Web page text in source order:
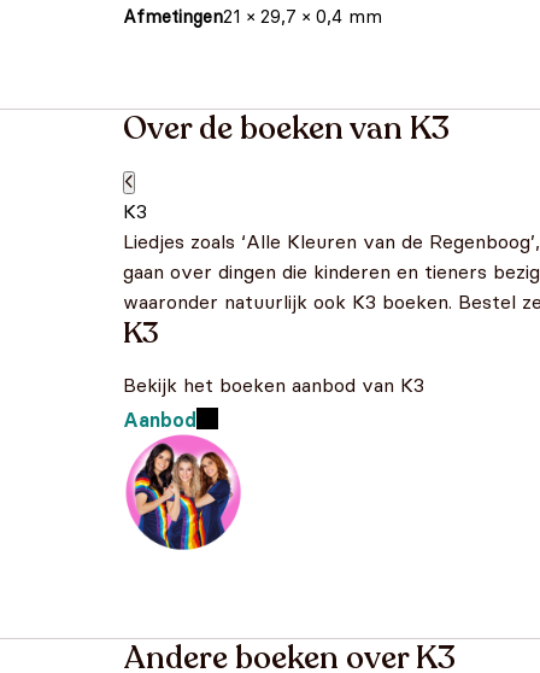
Afmetingen21 × 29,7 × 0,4 mm
Over de boeken van K3
K3
Liedjes zoals ‘Alle Kleuren van de
gaan over dingen die kinderen en tieners
waaronder natuurlijk ook K3 boeken. Bestel
K3
Bekijk het boeken aanbod van K3
Aanbod
Andere boeken over K3